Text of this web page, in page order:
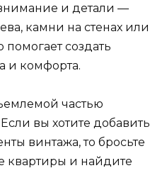
и детали —
камни на стенах или
помогает создать
и комфорта.
частью
вы хотите добавить
винтажа, то бросьте
квартиры и найдите